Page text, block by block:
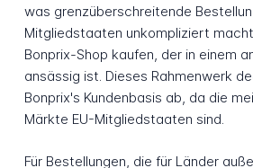
was grenzüberschreitende
Mitgliedstaaten unkompliziert
Bonprix-Shop kaufen, der in einem
ansässig ist. Dieses Rahmenwerk
Bonprix's Kundenbasis ab, da die
Märkte EU-Mitgliedstaaten sind.
Für Bestellungen, die für Länder